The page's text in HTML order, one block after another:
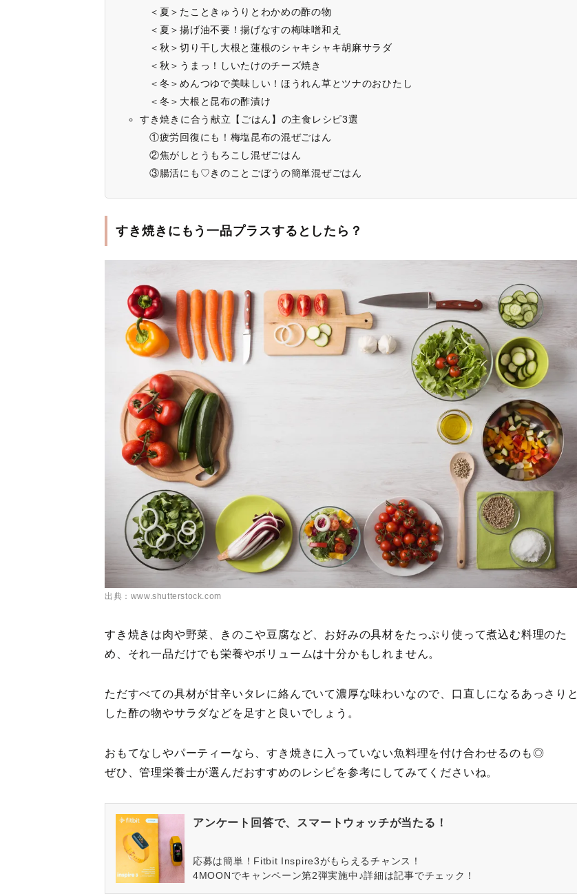
＜夏＞たこときゅうりとわかめの酢の物
＜夏＞揚げ油不要！揚げなすの梅味噌和え
＜秋＞切り干し大根と蓮根のシャキシャキ胡麻サラダ
＜秋＞うまっ！しいたけのチーズ焼き
＜冬＞めんつゆで美味しい！ほうれん草とツナのおひたし
＜冬＞大根と昆布の酢漬け
すき焼きに合う献立【ごはん】の主食レシピ3選
①疲労回復にも！梅塩昆布の混ぜごはん
②焦がしとうもろこし混ぜごはん
③腸活にも♡きのことごぼうの簡単混ぜごはん
すき焼きにもう一品プラスするとしたら？
出典：www.shutterstock.com
すき焼きは肉や野菜、きのこや豆腐など、お好みの具材をたっぷり使って煮込む料理のた
め、それ一品だけでも栄養やボリュームは十分かもしれません。
ただすべての具材が甘辛いタレに絡んでいて濃厚な味わいなので、口直しになるあっさりと
した酢の物やサラダなどを足すと良いでしょう。
おもてなしやパーティーなら、すき焼きに入っていない魚料理を付け合わせるのも◎
ぜひ、管理栄養士が選んだおすすめのレシピを参考にしてみてくださいね。
アンケート回答で、スマートウォッチが当たる！
応募は簡単！Fitbit Inspire3がもらえるチャンス！
4MOONでキャンペーン第2弾実施中♪詳細は記事でチェック！